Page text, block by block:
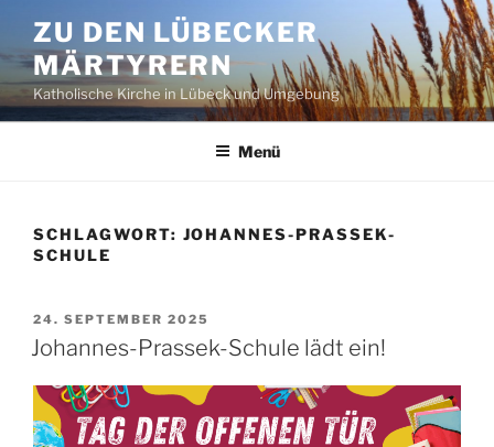
Inhalt
springen
ZU DEN LÜBECKER
MÄRTYRERN
Katholische Kirche in Lübeck und Umgebung
Menü
SCHLAGWORT: JOHANNES-PRASSEK-
SCHULE
VERÖFFENTLICHT
AM
24. SEPTEMBER 2025
Johannes-Prassek-Schule lädt ein!